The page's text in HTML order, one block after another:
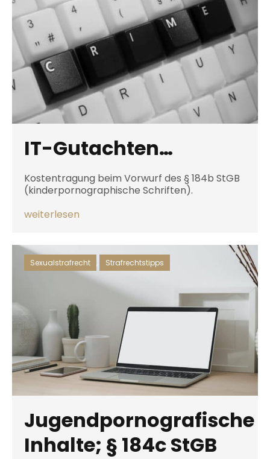
IT-Gutachten…
Kostentragung beim Vorwurf des § 184b StGB
(kinderpornographische Schriften).
weiterlesen
Jugendpornografische
Inhalte; § 184c StGB
Sexualstrafrecht Strafrechtstipps